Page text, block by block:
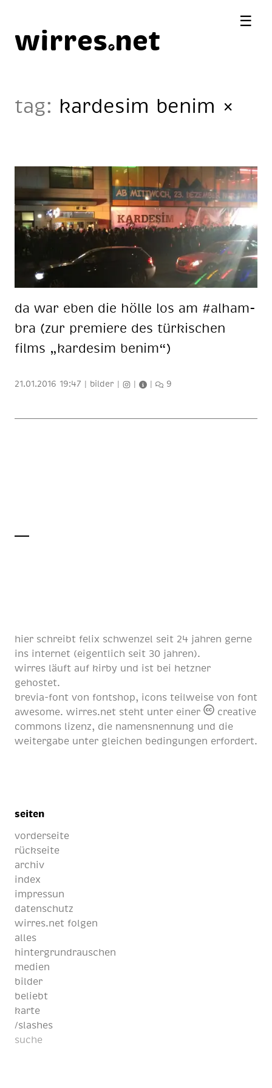
wirres net
tag: kardesim benim ×
da war eben die höl­le los am #al­ham­
bra (zur pre­mie­re des tür­ki­schen
films „kar­de­sim be­nim“)
21.01.2016 19:47 | bilder | | | 9
hier schreibt felix schwenzel seit 24 jahren gerne
ins internet (eigentlich seit 30 jahren).
wirres läuft auf kirby und ist bei hetzner
gehostet.
brevia-font von fontshop, icons teilweise von font
awesome. wirres.net steht unter einer
creative
commons lizenz, die namensnennung und die
weitergabe unter gleichen bedingungen erfordert.
seiten
vorderseite
rückseite
archiv
index
impressun
datenschutz
wirres.net folgen
alles
hintergrundrauschen
medien
bilder
beliebt
karte
/slashes
☰